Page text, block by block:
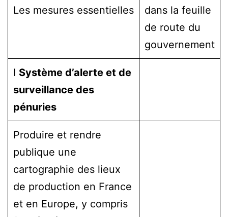
Les mesures essentielles
dans la feuille
de route du
gouvernement
I Système d’alerte et de
surveillance des
pénuries
Produire et rendre
publique une
cartographie des lieux
de production en France
et en Europe, y compris